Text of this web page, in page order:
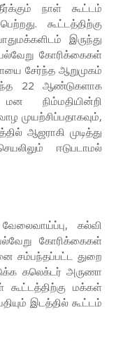
நாள் கூட்டம்
கூட்டத்திற்கு
இருந்து
கோரிக்கைகள்
சேர்ந்த ஆறுமுகம்
22 ஆண்டுகளாக
நிம்மதியின்றி
முயற்சிப்பதாகவும்,
ஆஜராகி முடித்து
ஈடுபடாமல்
கல்வி
கோரிக்கைகள்
சம்பந்தப்பட்ட துறை
கலெக்டர் அருணா
கூட்டத்திற்கு மக்கள்
இடத்தில் கூட்டம்